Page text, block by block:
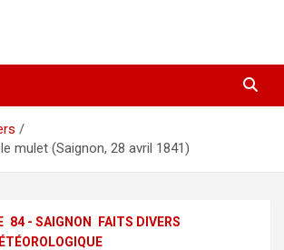
mulet (Saignon, 28 avril 1841)
84 - SAIGNON
FAITS DIVERS